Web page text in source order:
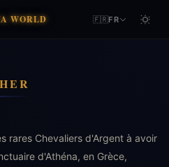
WORLD 🇫🇷FR
rares Chevaliers d'Argent à avoir
d'Athéna, en Grèce,